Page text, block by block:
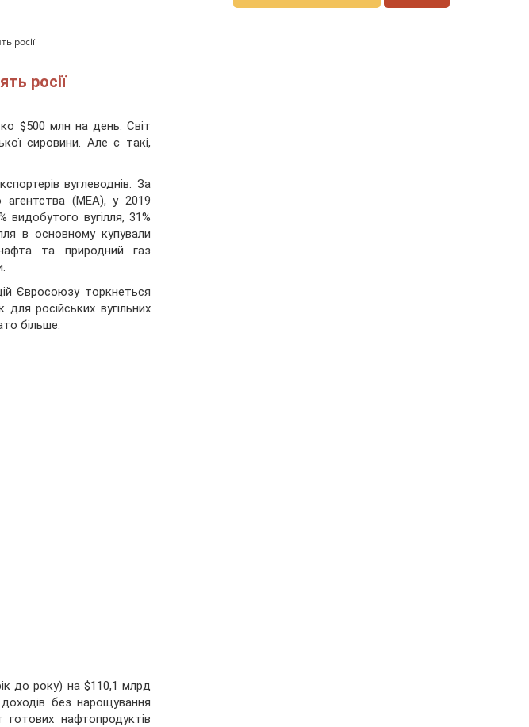
росії
росії
$500 млн на день. Світ
сировини. Але є такі,
вуглеводнів. За
агентства (МЕА), у 2019
видобутого вугілля, 31%
в основному купували
та природний газ
Євросоюзу торкнеться
російських вугільних
більше.
до року) на $110,1 млрд
без нарощування
нафтопродуктів